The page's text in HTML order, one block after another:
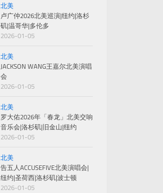
北美
卢广仲2026北美巡演|纽约|洛杉
矶|温哥华|多伦多
2026-01-05
北美
JACKSON WANG王嘉尔北美演唱
会
2026-01-05
北美
罗大佑2026年「春龙」北美交响
音乐会|洛杉矶|旧金山|纽约
2026-01-05
北美
告五人ACCUSEFIVE北美演唱会|
纽约|圣荷西|洛杉矶|波士顿
2026-01-05